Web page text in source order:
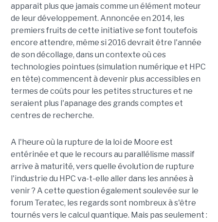
apparaît plus que jamais comme un élément moteur
de leur développement. Annoncée en 2014, les
premiers fruits de cette initiative se font toutefois
encore attendre, même si 2016 devrait être l'année
de son décollage, dans un contexte où ces
technologies pointues (simulation numérique et HPC
en tête) commencent à devenir plus accessibles en
termes de coûts pour les petites structures et ne
seraient plus l'apanage des grands comptes et
centres de recherche.
A l'heure où la rupture de la loi de Moore est
entérinée et que le recours au parallélisme massif
arrive à maturité, vers quelle évolution de rupture
l'industrie du HPC va-t-elle aller dans les années à
venir ? A cette question également soulevée sur le
forum Teratec, les regards sont nombreux à s'être
tournés vers le calcul quantique. Mais pas seulement :